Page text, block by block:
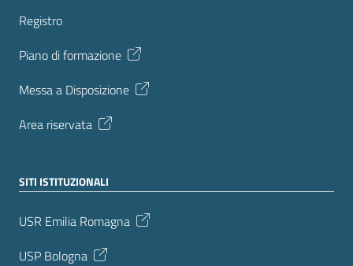
Registro
Piano di formazione
Messa a Disposizione
Area riservata
SITI ISTITUZIONALI
USR Emilia Romagna
USP Bologna